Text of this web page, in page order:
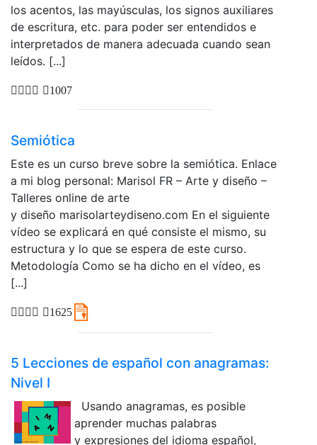
los acentos, las mayúsculas, los signos auxiliares
de escritura, etc. para poder ser entendidos e
interpretados de manera adecuada cuando sean
leídos. [...]
1007
Semiótica
Este es un curso breve sobre la semiótica. Enlace
a mi blog personal: Marisol FR – Arte y diseño –
Talleres online de arte
y diseño marisolarteydiseno.com En el siguiente
vídeo se explicará en qué consiste el mismo, su
estructura y lo que se espera de este curso.
Metodología Como se ha dicho en el vídeo, es
[...]
1625
5 Lecciones de español con anagramas:
Nivel I
Usando anagramas, es posible
aprender muchas palabras
y expresiones del idioma español,